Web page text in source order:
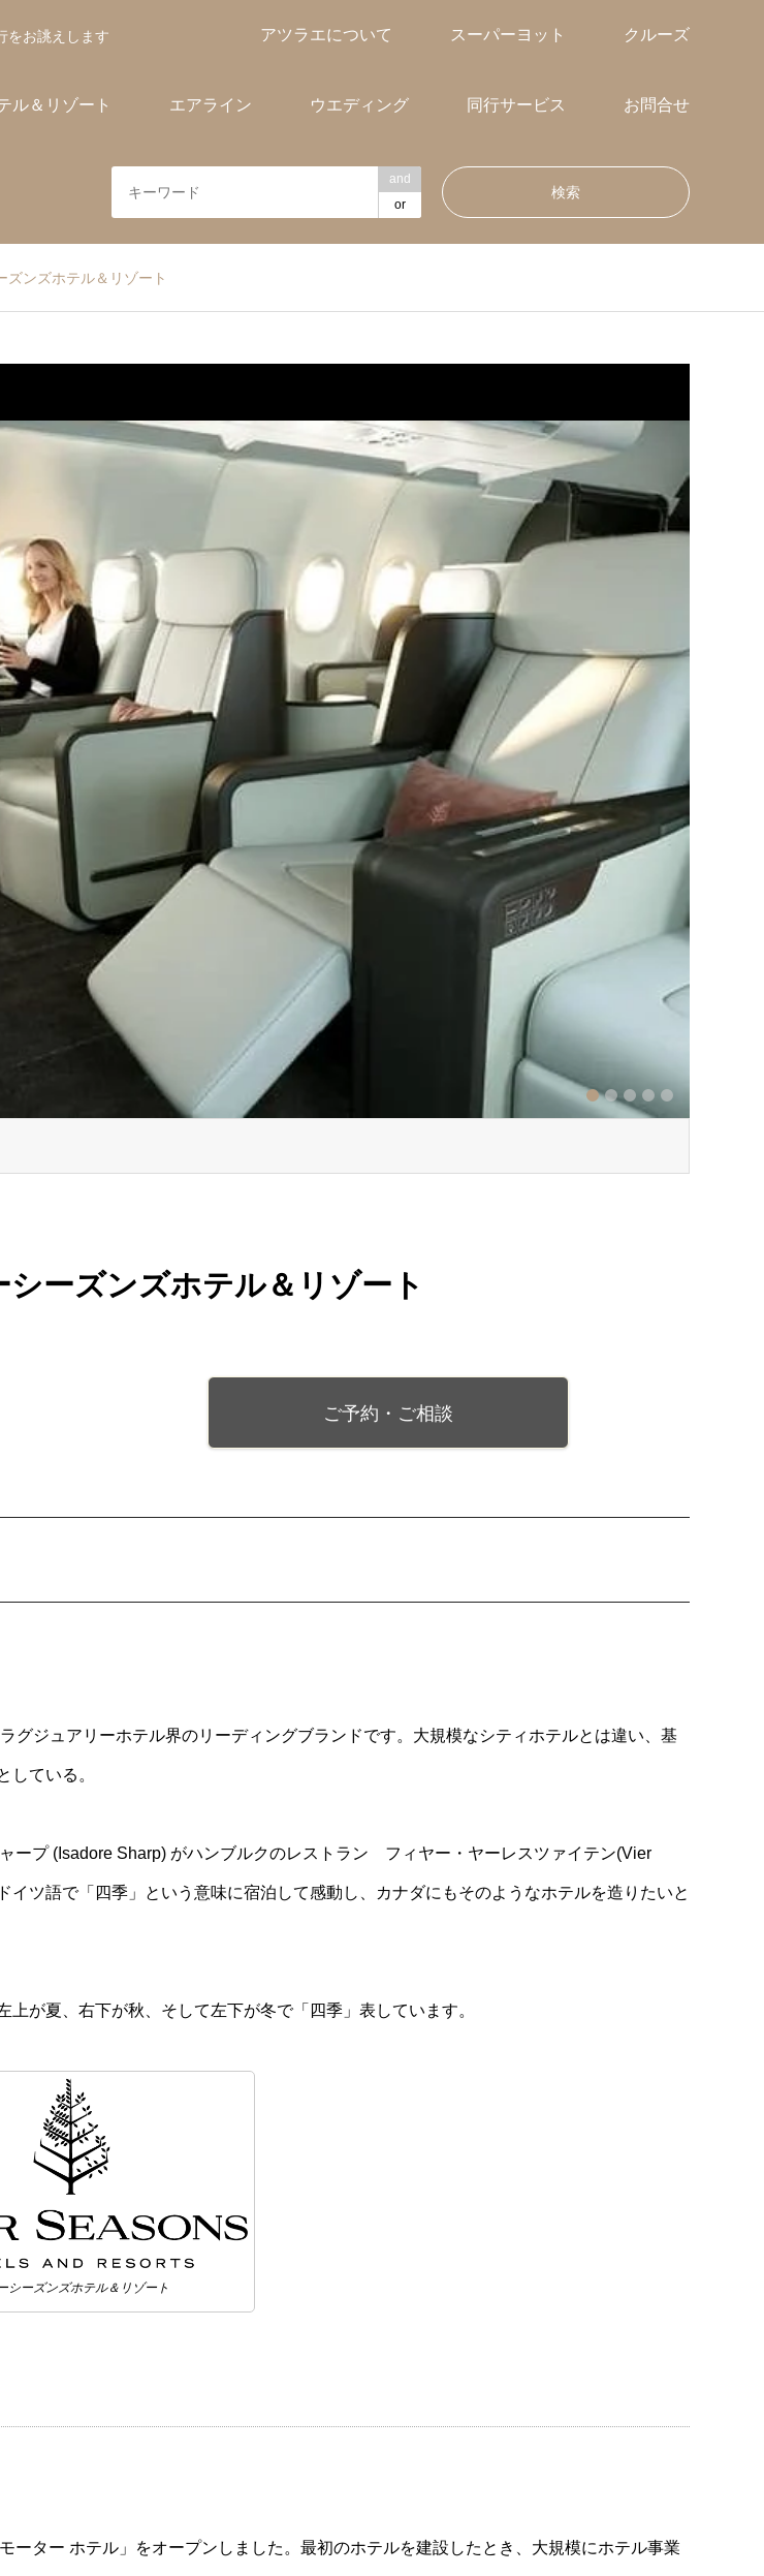
をお誂えします アツラエについて スーパーヨット クルーズ
ル＆リゾート エアライン ウエディング 同行サービス お問合せ
and
or
ンズホテル＆リゾート
シーズンズホテル＆リゾート
ご予約・ご相談
グジュアリーホテル界のリーディングブランドです。大規模なシティホテルとは違い、基
している。
ープ (Isadore Sharp) がハンブルクのレストラン フィヤー・ヤーレスツァイテン(Vier
ツ語で「四季」という意味に宿泊して感動し、カナダにもそのようなホテルを造りたいと
が夏、右下が秋、そして左下が冬で「四季」表しています。
シーズンズホテル＆リゾート
ター ホテル」をオープンしました。最初のホテルを建設したとき、大規模にホテル事業